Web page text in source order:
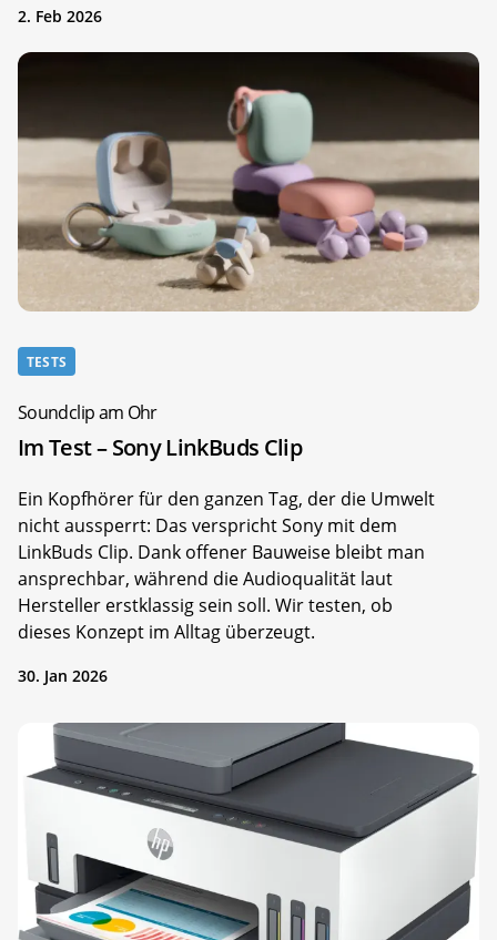
2. Feb 2026
TESTS
Soundclip am Ohr
Im Test – Sony LinkBuds Clip
Ein Kopfhörer für den ganzen Tag, der die Umwelt
nicht aussperrt: Das verspricht Sony mit dem
LinkBuds Clip. Dank offener Bauweise bleibt man
ansprechbar, während die Audioqualität laut
Hersteller erstklassig sein soll. Wir testen, ob
dieses Konzept im Alltag überzeugt.
30. Jan 2026